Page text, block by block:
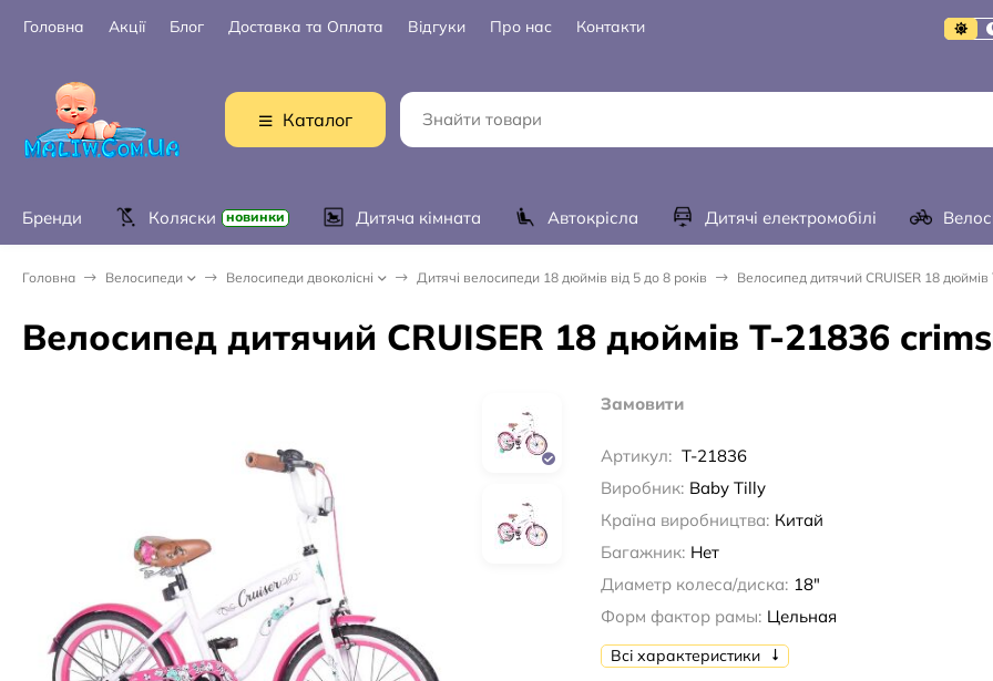
Головна Акції Блог Доставка та Оплата Відгуки Про нас Контакти
Каталог
Бренди Коляски новинки Дитяча кімната Автокрісла Дитячі електромобілі
Головна Велосипеди Велосипеди двоколісні Дитячі велосипеди 18 дюймів від 5 до 8 років Велосипед дитячий CRUISER 18
Велосипед дитячий CRUISER 18 дюймів T-21836
Замовити
Артикул: T-21836
Виробник: Baby Tilly
Країна виробництва: Китай
Багажник: Нет
Диаметр колеса/диска: 18"
Форм фактор рамы: Цельная
Всі характеристики